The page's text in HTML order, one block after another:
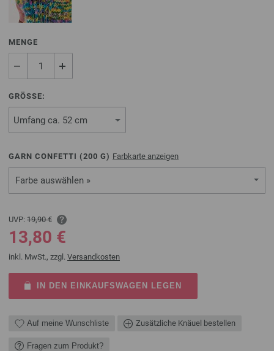
MENGE
GRÖSSE:
GARN CONFETTI (200 G) Farbkarte anzeigen
Farbe auswählen »
UVP: 19,90 €
13,80 €
inkl. MwSt., zzgl. Versandkosten
IN DEN EINKAUFSWAGEN LEGEN
Auf meine Wunschliste Zusätzliche Knäuel bestellen
Fragen zum Produkt?